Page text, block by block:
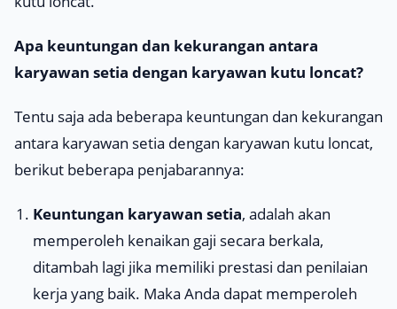
Apa keuntungan dan kekurangan antara
karyawan setia dengan karyawan kutu loncat?
Tentu saja ada beberapa keuntungan dan kekurangan
antara karyawan setia dengan karyawan kutu loncat,
berikut beberapa penjabarannya:
Keuntungan karyawan setia, adalah akan
memperoleh kenaikan gaji secara berkala,
ditambah lagi jika memiliki prestasi dan penilaian
kerja yang baik. Maka Anda dapat memperoleh